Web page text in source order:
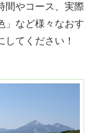
間やコース、実際
」など様々なおす
てください！